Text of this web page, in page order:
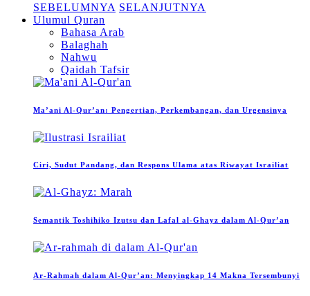
SEBELUMNYA SELANJUTNYA
Ulumul Quran
Bahasa Arab
Balaghah
Nahwu
Qaidah Tafsir
Ma’ani Al-Qur’an: Pengertian, Perkembangan, dan Urgensinya
Ciri, Sudut Pandang, dan Respons Ulama atas Riwayat Israiliat
Semantik Toshihiko Izutsu dan Lafal al-Ghayz dalam Al-Qur’an
Ar-Rahmah dalam Al-Qur’an: Menyingkap 14 Makna Tersembunyi